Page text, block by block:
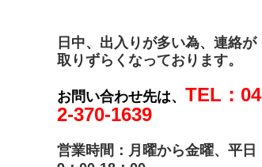
日中、出入りが多い為、連絡が
取りずらくなっております。
お問い合わせ先は、 TEL：04
2-370-1639
営業時間：月曜から金曜、平日